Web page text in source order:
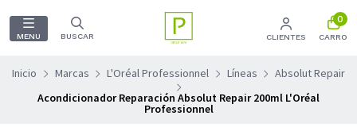
MENU BUSCAR CLIENTES
0
CARRO
Inicio Marcas L'Oréal Professionnel Líneas
Absolut Repair
Acondicionador Reparación Absolut Repair 200ml L'Oréal
Professionnel